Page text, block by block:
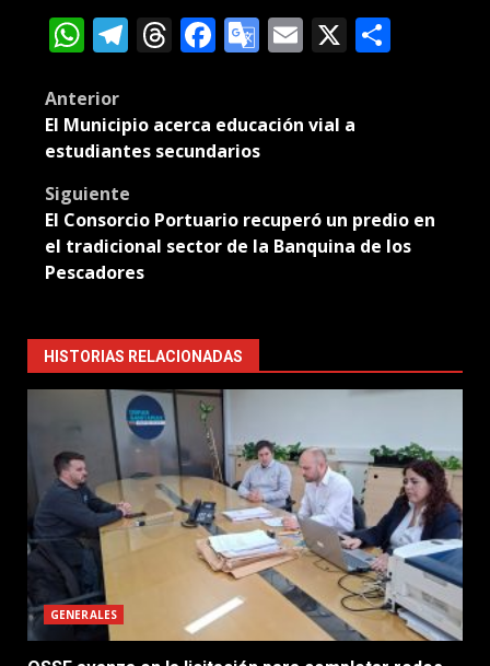
WhatsApp
Telegram
Threads
Facebook
Google
Email
X
Post
navigation
Anterior
El Municipio acerca educación vial a
estudiantes secundarios
Siguiente
El Consorcio Portuario recuperó un predio en
el tradicional sector de la Banquina de los
Pescadores
HISTORIAS RELACIONADAS
GENERALES